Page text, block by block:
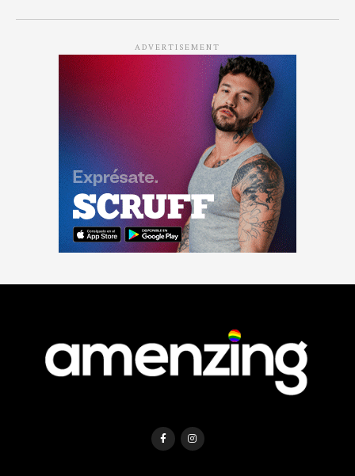
ADVERTISEMENT